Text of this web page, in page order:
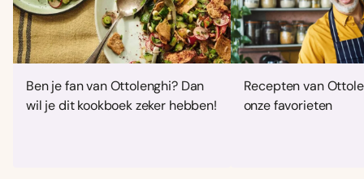
Ben je fan van Ottolenghi? Dan
wil je dit kookboek zeker hebben!
Recepten van
onze favorieten